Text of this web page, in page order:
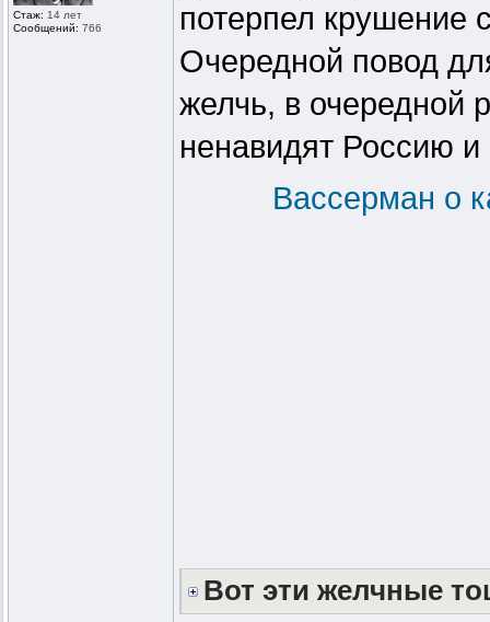
Стаж: 14 лет
Сообщений: 766
потерпел крушение
Очередной повод
желчь, в очередной
ненавидят Россию и
Вассерман о
Вот эти желчные